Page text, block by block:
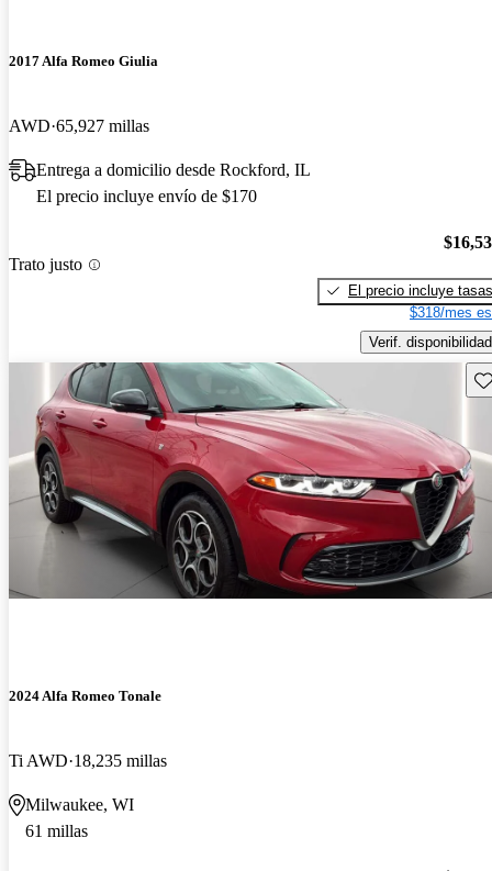
2017 Alfa Romeo Giulia
AWD 65,927 millas
Entrega a domicilio desde Rockford, IL
El precio incluye envío de $170
Trato justo
El precio incluye tasas
$318/mes
Verif. disponibilidad
2024 Alfa Romeo Tonale
Ti AWD 18,235 millas
Milwaukee, WI
61 millas